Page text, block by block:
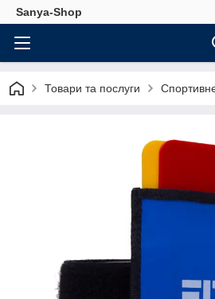
Sanya-Shop
Товари та послуги